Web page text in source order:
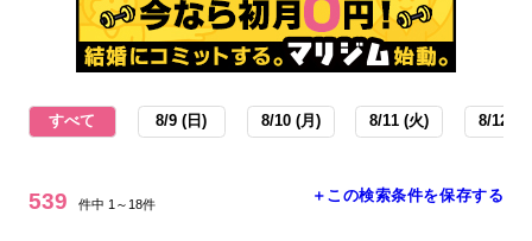
すべて 8/9 (日) 8/10 (月) 8/11 (火) 8/12 (
539 件中 1～18件 ＋この検索条件を保存する